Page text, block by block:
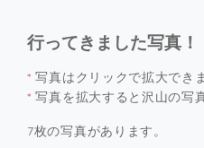
行ってきました写真！
* 写真はクリックで拡大できま
* 写真を拡大すると沢山の写
7枚の写真があります。